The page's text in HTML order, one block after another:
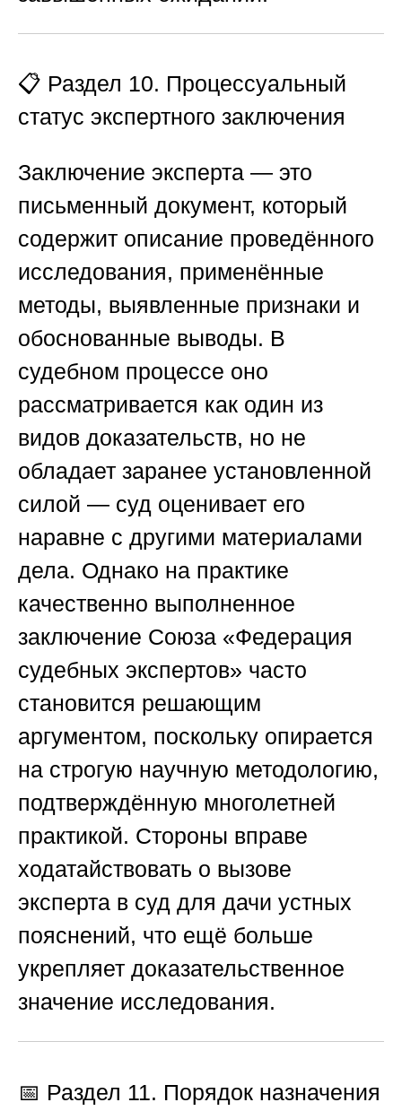
📋 Раздел 10. Процессуальный
статус экспертного заключения
Заключение эксперта — это
письменный документ, который
содержит описание проведённого
исследования, применённые
методы, выявленные признаки и
обоснованные выводы. В
судебном процессе оно
рассматривается как один из
видов доказательств, но не
обладает заранее установленной
силой — суд оценивает его
наравне с другими материалами
дела. Однако на практике
качественно выполненное
заключение Союза «Федерация
судебных экспертов» часто
становится решающим
аргументом, поскольку опирается
на строгую научную методологию,
подтверждённую многолетней
практикой. Стороны вправе
ходатайствовать о вызове
эксперта в суд для дачи устных
пояснений, что ещё больше
укрепляет доказательственное
значение исследования.
📅 Раздел 11. Порядок назначения